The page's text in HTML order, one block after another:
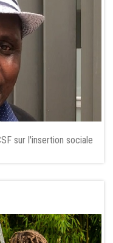
sur l'insertion sociale